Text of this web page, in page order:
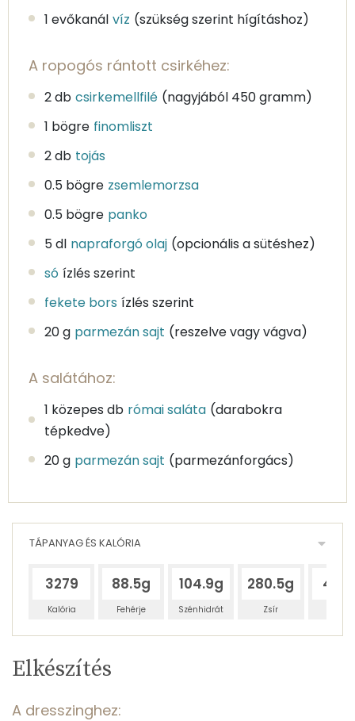
1 evőkanál víz (szükség szerint hígításhoz)
A ropogós rántott csirkéhez:
2 db csirkemellfilé (nagyjából 450 gramm)
1 bögre finomliszt
2 db tojás
0.5 bögre zsemlemorzsa
0.5 bögre panko
5 dl napraforgó olaj (opcionális a sütéshez)
só ízlés szerint
fekete bors ízlés szerint
20 g parmezán sajt (reszelve vagy vágva)
A salátához:
1 közepes db római saláta (darabokra
tépkedve)
20 g parmezán sajt (parmezánforgács)
TÁPANYAG ÉS KALÓRIA
3279
Kalória
88.5g
Fehérje
104.9g
Szénhidrát
280.5g
Zsír
Egy
adagban
TÁPANYAGTARTALOM
Elkészítés
A dresszinghez: